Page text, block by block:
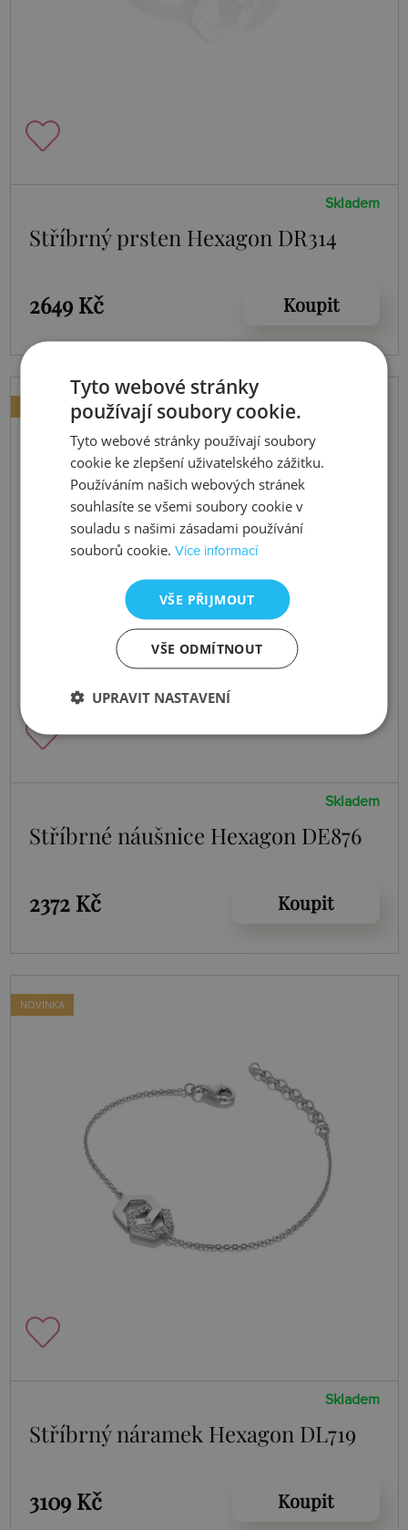
Skladem
Stříbrný prsten Hexagon DR314
2649 Kč Koupit
Skladem
Stříbrné náušnice Hexagon DE876
2372 Kč Koupit
NOVINKA
Skladem
Stříbrný náramek Hexagon DL719
3109 Kč Koupit
Tyto webové stránky
používají soubory cookie.
Tyto webové stránky používají soubory
cookie ke zlepšení uživatelského zážitku.
Používáním našich webových stránek
souhlasíte se všemi soubory cookie v
souladu s našimi zásadami používání
souborů cookie.Více informací
VŠE PŘIJMOUT
VŠE ODMÍTNOUT
UPRAVIT NASTAVENÍ